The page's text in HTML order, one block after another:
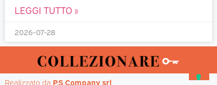
LEGGI TUTTO »
2026-07-28
Realizzato da PS Company srl